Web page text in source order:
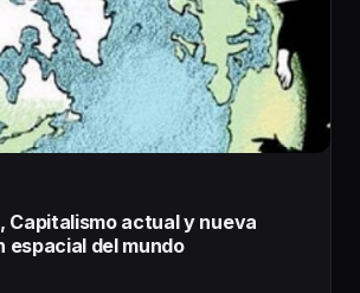
Capitalismo actual y nueva
espacial del mundo